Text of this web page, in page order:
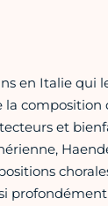
en Italie qui
la
et